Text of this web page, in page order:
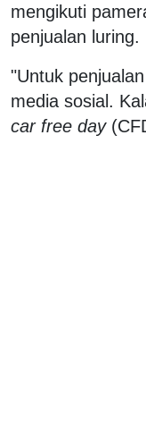
mengikuti
penjualan luring.
"Untuk
media sosial.
car free day